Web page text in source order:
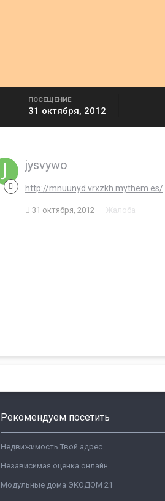
ПОСЕЩЕНИЕ
31 октября, 2012
jysvywo
http://mnuunyd.vrxzkh.mythem.es/
31 октября, 2012 Жалоба
Рекомендуем посетить
Недвижимость Твой адрес
Независимая оценка онлайн
Модульные дома ЭКОДОМ 21